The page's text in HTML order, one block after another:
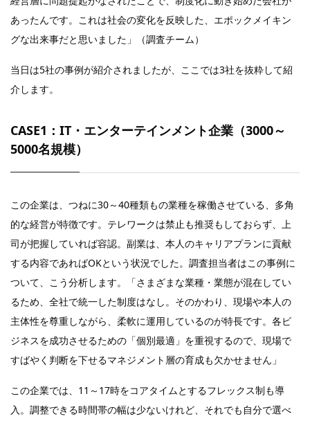
あったんです。これは社会の変化を反映した、エポックメイキン
グな出来事だと思いました」（調査チーム）
当日は5社の事例が紹介されましたが、ここでは3社を抜粋して紹
介します。
CASE1：IT・エンターテインメント企業（3000～
5000名規模）
この企業は、つねに30～40種類もの業種を稼働させている、多角
的な経営が特徴です。テレワークは禁止も推奨もしておらず、上
司が把握していれば容認。副業は、本人のキャリアプランに貢献
する内容であればOKという状況でした。調査担当者はこの事例に
ついて、こう分析します。「さまざまな業種・業態が混在してい
るため、全社で統一した制度はなし。そのかわり、現場や本人の
主体性を尊重しながら、柔軟に運用しているのが特長です。各ビ
ジネスを成功させるための「個別最適」を重視するので、現場で
すばやく判断を下せるマネジメント層の育成も欠かせません」
この企業では、11～17時をコアタイムとするフレックス制も導
入。調整できる時間帯の幅は少ないけれど、それでも自分で選べ